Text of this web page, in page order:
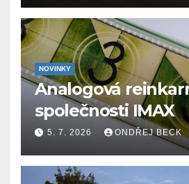
NOVINKY
Analogová
společnosti IMAX
5. 7. 2026 ONDŘEJ BECK